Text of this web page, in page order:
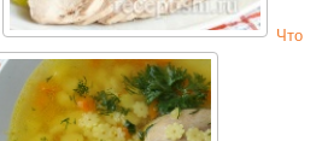
Что